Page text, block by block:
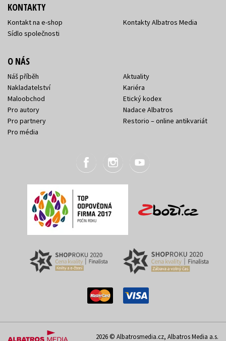
KONTAKTY
Kontakt na e-shop
Sídlo společnosti
Kontakty Albatros Media
O NÁS
Náš příběh
Nakladatelství
Maloobchod
Pro autory
Pro partnery
Pro média
Aktuality
Kariéra
Etický kodex
Nadace Albatros
Restorio – online antikvariát
2026 © Albatrosmedia.cz, Albatros Media a.s.